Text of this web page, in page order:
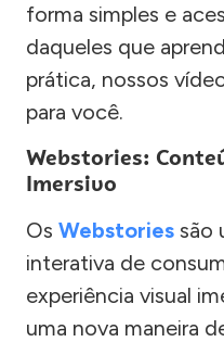
forma simples e
daqueles que
prática, nossos
para você.
Webstories:
Imersivo
Os Webstories são
interativa de
experiência visual
uma nova maneira